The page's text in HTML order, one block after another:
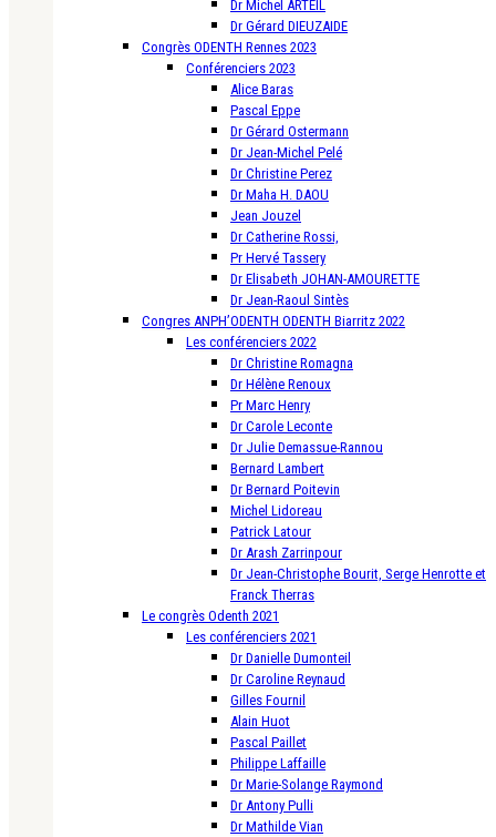
Dr Michel ARTEIL
Dr Gérard DIEUZAIDE
Congrès ODENTH Rennes 2023
Conférenciers 2023
Alice Baras
Pascal Eppe
Dr Gérard Ostermann
Dr Jean-Michel Pelé
Dr Christine Perez
Dr Maha H. DAOU
Jean Jouzel
Dr Catherine Rossi,
Pr Hervé Tassery
Dr Elisabeth JOHAN-AMOURETTE
Dr Jean-Raoul Sintès
Congres ANPH’ODENTH ODENTH Biarritz 2022
Les conférenciers 2022
Dr Christine Romagna
Dr Hélène Renoux
Pr Marc Henry
Dr Carole Leconte
Dr Julie Demassue-Rannou
Bernard Lambert
Dr Bernard Poitevin
Michel Lidoreau
Patrick Latour
Dr Arash Zarrinpour
Dr Jean-Christophe Bourit, Serge Henrotte et
Franck Therras
Le congrès Odenth 2021
Les conférenciers 2021
Dr Danielle Dumonteil
Dr Caroline Reynaud
Gilles Fournil
Alain Huot
Pascal Paillet
Philippe Laffaille
Dr Marie-Solange Raymond
Dr Antony Pulli
Dr Mathilde Vian